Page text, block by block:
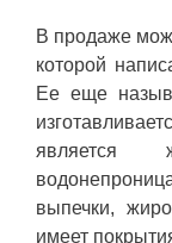
В продаже
которой
Ее еще
является
выпечки,
имеет